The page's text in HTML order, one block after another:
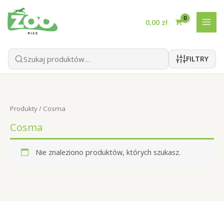
Przejdź
do
treści
0,00 zł
FILTRY
Produkty/ Cosma
Cosma
Nie znaleziono produktów, których szukasz.